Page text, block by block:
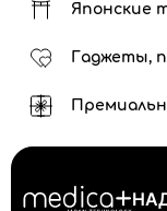
Японские
Гаджеты,